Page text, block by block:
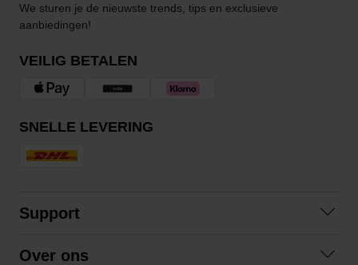
We sturen je de nieuwste trends, tips en exclusieve
aanbiedingen!
VEILIG BETALEN
SNELLE LEVERING
Support
Over ons